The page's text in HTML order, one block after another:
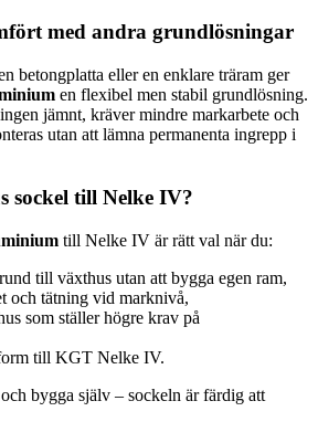
med andra grundlösningar
betongplatta eller en enklare träram ger
en flexibel men stabil grundlösning.
jämnt, kräver mindre markarbete och
utan att lämna permanenta ingrepp i
sockel till Nelke IV?
till Nelke IV är rätt val när du:
till växthus utan att bygga egen ram,
och tätning vid marknivå,
som ställer högre krav på
till KGT Nelke IV.
bygga själv – sockeln är färdig att